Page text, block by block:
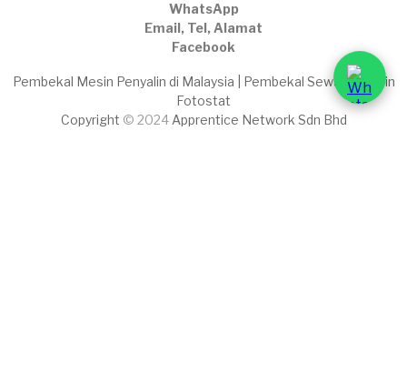
WhatsApp
Email, Tel, Alamat
Facebook
Pembekal Mesin Penyalin di Malaysia | Pembekal Sewaan Mesin
Fotostat
Copyright © 2024 Apprentice Network Sdn Bhd